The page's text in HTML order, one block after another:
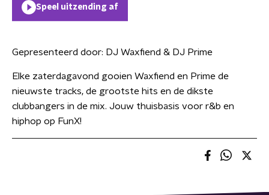
Speel uitzending af
Gepresenteerd door: DJ Waxfiend & DJ Prime
Elke zaterdagavond gooien Waxfiend en Prime de
nieuwste tracks, de grootste hits en de dikste
clubbangers in de mix. Jouw thuisbasis voor r&b en
hiphop op FunX!